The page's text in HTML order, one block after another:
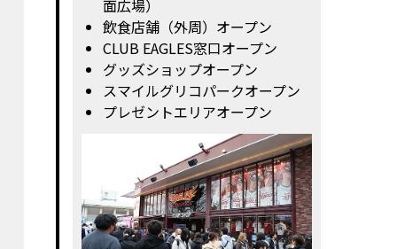
面広場）
飲食店舗（外周）オープン
CLUB EAGLES窓口オープン
グッズショップオープン
スマイルグリコパークオープン
プレゼントエリアオープン